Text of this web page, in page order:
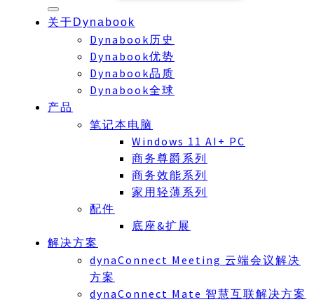
关于Dynabook
Dynabook历史
Dynabook优势
Dynabook品质
Dynabook全球
产品
笔记本电脑
Windows 11 AI+ PC
商务尊爵系列
商务效能系列
家用轻薄系列
配件
底座&扩展
解决方案
dynaConnect Meeting 云端会议解决
方案
dynaConnect Mate 智慧互联解决方案